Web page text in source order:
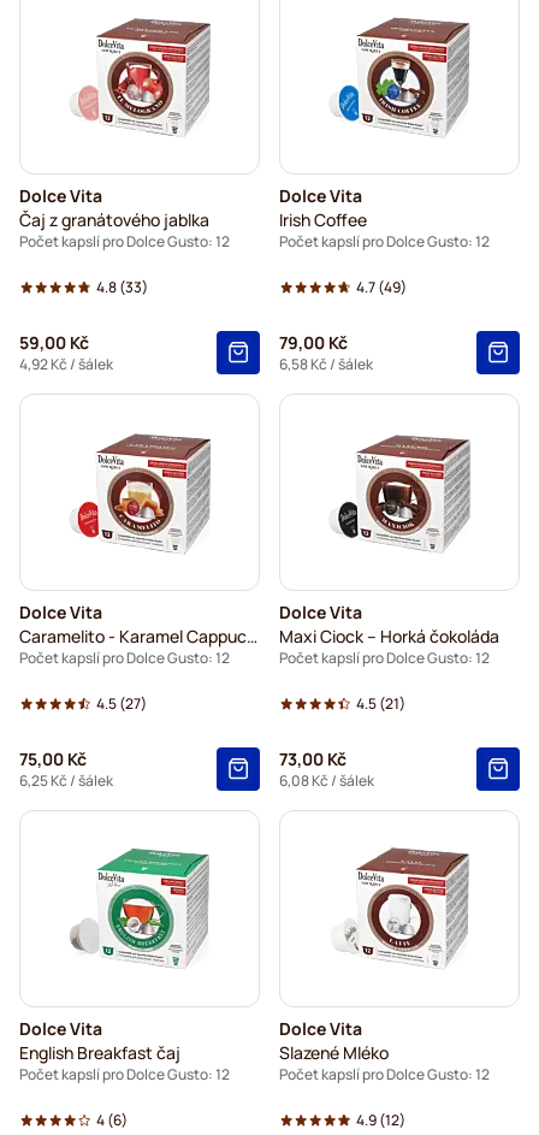
Dolce Vita
Čaj z granátového jablka
Počet kapslí pro Dolce Gusto: 12
4.8(33)
59,00 Kč
4,92 Kč / šálek
Dolce Vita
Irish Coffee
Počet kapslí pro Dolce Gusto: 12
4.7(49)
79,00 Kč
6,58 Kč / šálek
Dolce Vita
Caramelito - Karamel Cappuccino
Počet kapslí pro Dolce Gusto: 12
4.5(27)
75,00 Kč
6,25 Kč / šálek
Dolce Vita
Maxi Ciock – Horká čokoláda
Počet kapslí pro Dolce Gusto: 12
4.5(21)
73,00 Kč
6,08 Kč / šálek
Dolce Vita
English Breakfast čaj
Počet kapslí pro Dolce Gusto: 12
4(6)
Dolce Vita
Slazené Mléko
Počet kapslí pro Dolce Gusto: 12
4.9(12)